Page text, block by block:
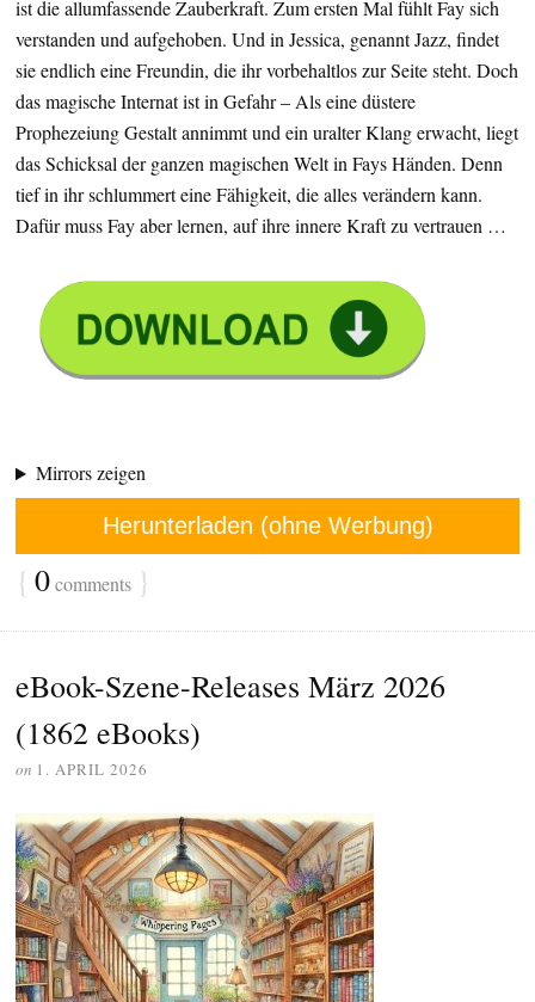
ist die allumfassende Zauberkraft. Zum ersten Mal fühlt Fay sich
verstanden und aufgehoben. Und in Jessica, genannt Jazz, findet
sie endlich eine Freundin, die ihr vorbehaltlos zur Seite steht. Doch
das magische Internat ist in Gefahr – Als eine düstere
Prophezeiung Gestalt annimmt und ein uralter Klang erwacht, liegt
das Schicksal der ganzen magischen Welt in Fays Händen. Denn
tief in ihr schlummert eine Fähigkeit, die alles verändern kann.
Dafür muss Fay aber lernen, auf ihre innere Kraft zu vertrauen …
Mirrors zeigen
Herunterladen (ohne Werbung)
{ 0comments }
eBook-Szene-Releases März 2026
(1862 eBooks)
on 1. APRIL 2026